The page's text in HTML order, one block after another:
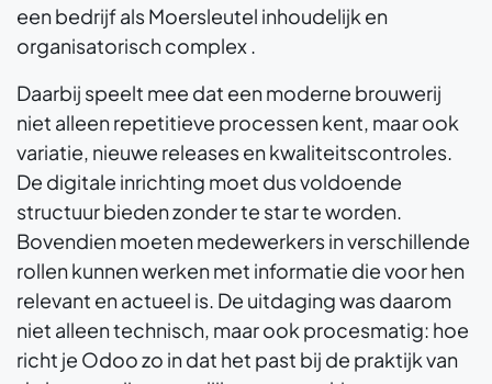
een bedrijf als Moersleutel inhoudelijk en
organisatorisch complex .
Daarbij speelt mee dat een moderne brouwerij
niet alleen repetitieve processen kent, maar ook
variatie, nieuwe releases en kwaliteitscontroles.
De digitale inrichting moet dus voldoende
structuur bieden zonder te star te worden.
Bovendien moeten medewerkers in verschillende
rollen kunnen werken met informatie die voor hen
relevant en actueel is. De uitdaging was daarom
niet alleen technisch, maar ook procesmatig: hoe
richt je Odoo zo in dat het past bij de praktijk van